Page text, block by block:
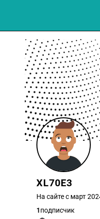
XL70E3
На сайте с март
1подписчик